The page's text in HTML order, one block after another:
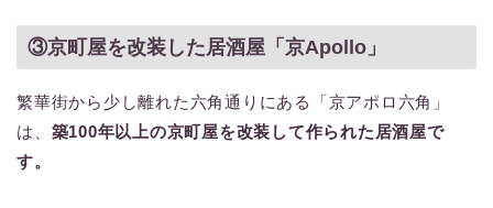
③京町屋を改装した居酒屋「京Apollo」
繁華街から少し離れた六角通りにある「京アポロ六角」
は、 築100年以上の京町屋を改装して作られた居酒屋で
す。